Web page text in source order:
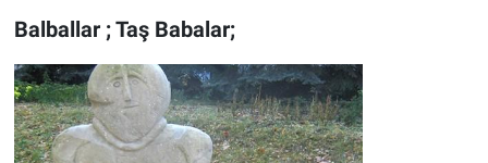
Balballar ; Taş Babalar;